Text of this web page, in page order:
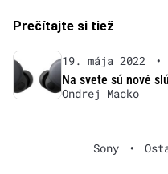
Prečítajte si tiež
19. mája 2022 •
Na svete sú nové
Ondrej Macko
Sony •